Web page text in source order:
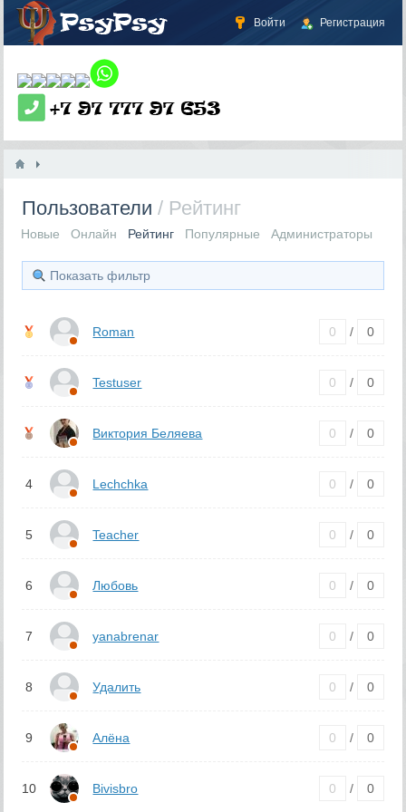
Войти Регистрация
Пользователи/ Рейтинг
Новые Онлайн Рейтинг Популярные Администраторы
Показать фильтр
Roman 0 / 0
Testuser 0 / 0
Виктория Беляева 0 / 0
4 Lechchka 0 / 0
5 Teacher 0 / 0
6 Любовь 0 / 0
7 yanabrenar 0 / 0
8 Удалить 0 / 0
9 Алёна 0 / 0
10 Bivisbro 0 / 0